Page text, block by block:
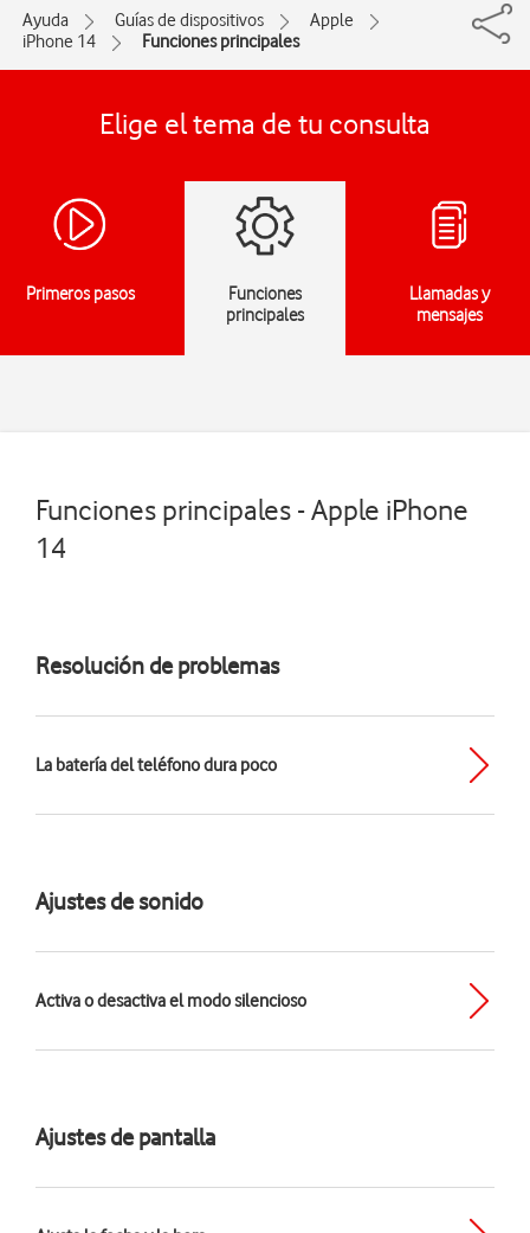
Ayuda Guías de dispositivos
Apple
iPhone 14
Funciones principales
Elige el tema de tu consulta
Primeros pasos
Funciones
principales
Llamadas y
mensajes
Funciones principales - Apple iPhone
14
Resolución de problemas
La batería del teléfono dura poco
Ajustes de sonido
Activa o desactiva el modo silencioso
Ajustes de pantalla